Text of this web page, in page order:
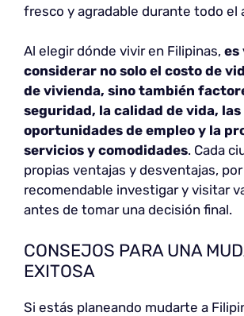
fresco y agradable durante todo el
Al elegir dónde vivir en Filipinas, es
considerar no solo el costo de
de vivienda, sino también
seguridad, la calidad de vida, las
oportunidades de empleo y la
servicios y comodidades. Cada
propias ventajas y desventajas,
recomendable investigar y visitar
antes de tomar una decisión final.
CONSEJOS PARA UNA
EXITOSA
Si estás planeando mudarte a